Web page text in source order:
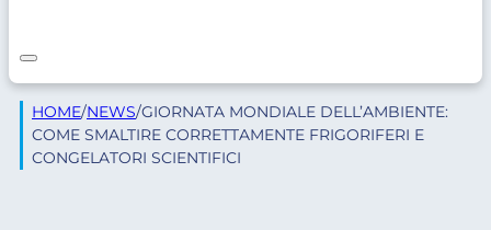
HOME/NEWS/GIORNATA MONDIALE DELL’AMBIENTE:
COME SMALTIRE CORRETTAMENTE FRIGORIFERI E
CONGELATORI SCIENTIFICI